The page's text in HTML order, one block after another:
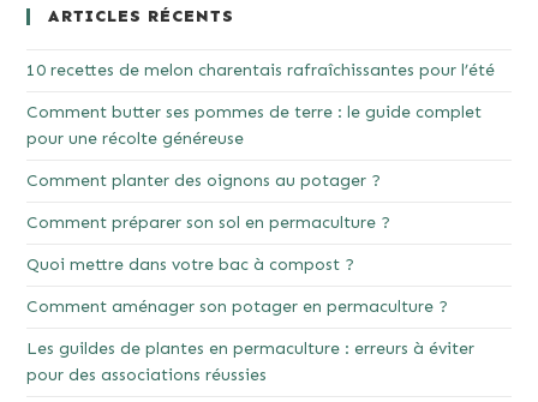
ARTICLES RÉCENTS
10 recettes de melon charentais rafraîchissantes pour l’été
Comment butter ses pommes de terre : le guide complet
pour une récolte généreuse
Comment planter des oignons au potager ?
Comment préparer son sol en permaculture ?
Quoi mettre dans votre bac à compost ?
Comment aménager son potager en permaculture ?
Les guildes de plantes en permaculture : erreurs à éviter
pour des associations réussies